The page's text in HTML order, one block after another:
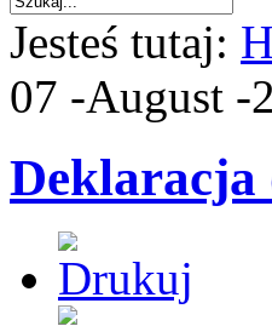
Jesteś tutaj:
07 -August -
Deklaracja